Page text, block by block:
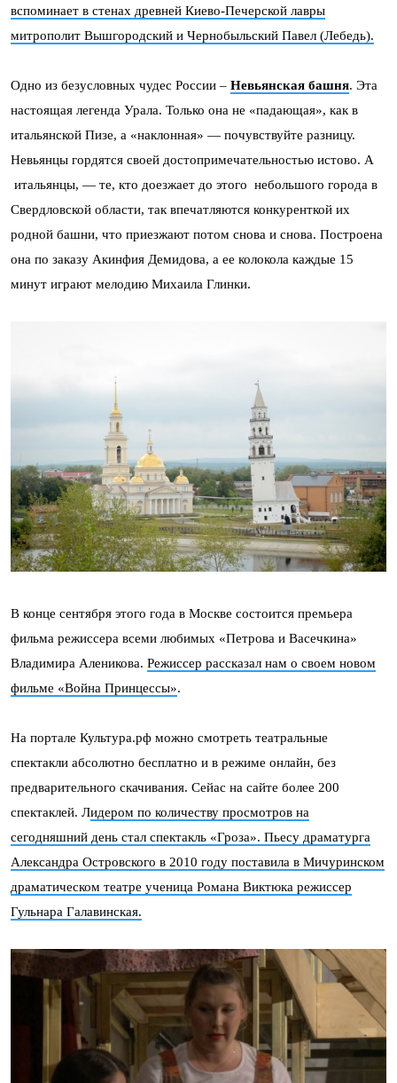
вспоминает в стенах древней Киево-Печерской лавры
митрополит Вышгородский и Чернобыльский Павел (Лебедь).
Одно из безусловных чудес России – Невьянская башня. Эта
настоящая легенда Урала. Только она не «падающая», как в
итальянской Пизе, а «наклонная» — почувствуйте разницу.
Невьянцы гордятся своей достопримечательностью истово. А
итальянцы, — те, кто доезжает до этого небольшого города в
Свердловской области, так впечатляются конкуренткой их
родной башни, что приезжают потом снова и снова. Построена
она по заказу Акинфия Демидова, а ее колокола каждые 15
минут играют мелодию Михаила Глинки.
В конце сентября этого года в Москве состоится премьера
фильма режиссера всеми любимых «Петрова и Васечкина»
Владимира Аленикова. Режиссер рассказал нам о своем новом
фильме «Война Принцессы».
На портале Культура.рф можно смотреть театральные
спектакли абсолютно бесплатно и в режиме онлайн, без
предварительного скачивания. Сейас на сайте более 200
спектаклей. Лидером по количеству просмотров на
сегодняшний день стал спектакль «Гроза». Пьесу драматурга
Александра Островского в 2010 году поставила в Мичуринском
драматическом театре ученица Романа Виктюка режиссер
Гульнара Галавинская.